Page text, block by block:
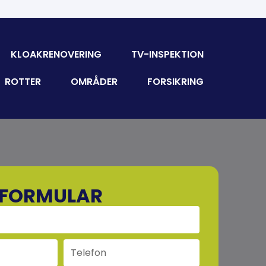
KLOAKRENOVERING
TV-INSPEKTION
ROTTER
OMRÅDER FORSIKRING